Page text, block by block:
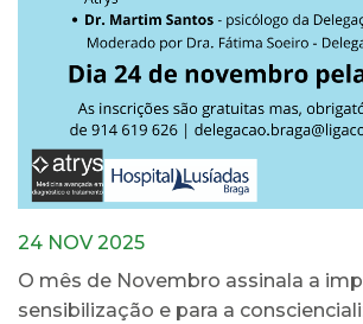
24 NOV 2025
O mês de Novembro assinala a
sensibilização e para a